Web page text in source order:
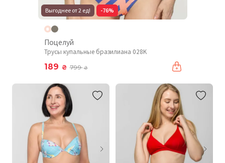
Выгоднее от 2 ед! -76%
Поцелуй
Трусы купальные бразилиана 028K
189 ₴ 799₴